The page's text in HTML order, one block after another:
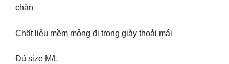
chân
Chất liệu mềm mỏng đi trong giày thoải mái
Đủ size M/L